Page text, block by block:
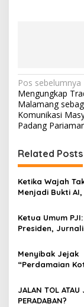
N
a
v
i
g
a
s
i
p
o
s
Pos sebelumnya
Mengungkap
Malamang
Komunikasi
Padang
Related Posts
Ketika Wajah
Menjadi Bukti AI, Video Call,
Digital Oleh:
Ketua Umum
Presiden,
Menyibak Jejak
“Perdamaian
Bapaneh di
Simawang
JALAN TOL ATAU
PERADABAN?